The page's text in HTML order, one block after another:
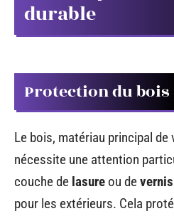
durable
Protection du bois
Le bois, matériau principal de
nécessite une attention
couche de lasure ou devernis
pour les extérieurs. Cela